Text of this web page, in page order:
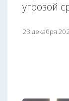
угрозой
23 декабря